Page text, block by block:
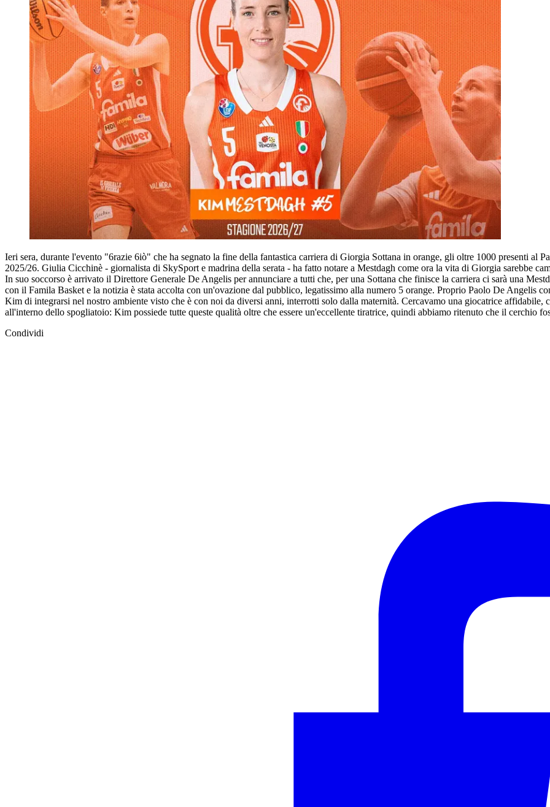
Ieri sera, durante l'evento "6razie 6iò" che ha segnato la fine della fantastica carriera di Giorgia Sottana in orange, gli oltre 1000 presenti al
2025/26. Giulia Cicchinè - giornalista di SkySport e madrina della serata - ha fatto notare a Mestdagh come ora la vita di Giorgia sarebbe
In suo soccorso è arrivato il Direttore Generale De Angelis per annunciare a tutti che, per una Sottana che finisce la carriera ci sarà una
con il Famila Basket e la notizia è stata accolta con un'ovazione dal pubblico, legatissimo alla numero 5 orange. Proprio Paolo De Angelis
Kim di integrarsi nel nostro ambiente visto che è con noi da diversi anni, interrotti solo dalla maternità. Cercavamo una giocatrice affidabile,
all'interno dello spogliatoio: Kim possiede tutte queste qualità oltre che essere un'eccellente tiratrice, quindi abbiamo ritenuto che il cerchio
Condividi